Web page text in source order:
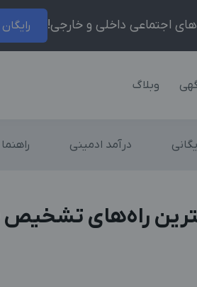
رایگان برای
وبلاگ
درآمد ادمینی راهنما
راه‌های تشخیص